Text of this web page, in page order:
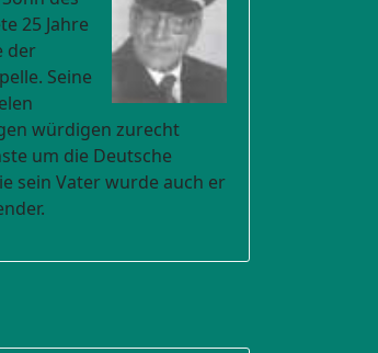
25 Jahre
der
Seine
würdigen zurecht
um die Deutsche
sein Vater wurde auch er